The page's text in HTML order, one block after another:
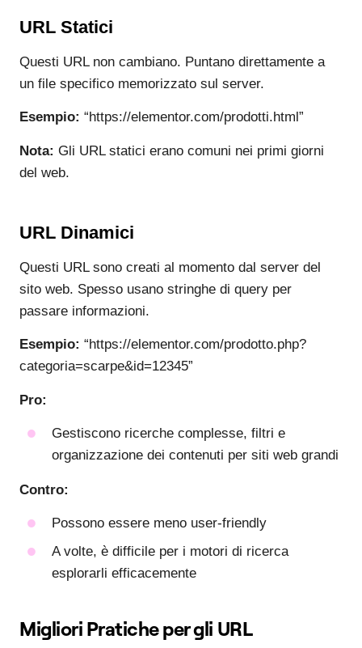
URL Statici
Questi URL non cambiano. Puntano direttamente a
un file specifico memorizzato sul server.
Esempio: “https://elementor.com/prodotti.html”
Nota: Gli URL statici erano comuni nei primi giorni
del web.
URL Dinamici
Questi URL sono creati al momento dal server del
sito web. Spesso usano stringhe di query per
passare informazioni.
Esempio: “https://elementor.com/prodotto.php?
categoria=scarpe&id=12345”
Pro:
Gestiscono ricerche complesse, filtri e
organizzazione dei contenuti per siti web grandi
Contro:
Possono essere meno user-friendly
A volte, è difficile per i motori di ricerca
esplorarli efficacemente
Migliori Pratiche per gli URL